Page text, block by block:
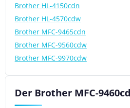
Brother HL-4150cdn
Brother HL-4570cdw
Brother MFC-9465cdn
Brother MFC-9560cdw
Brother MFC-9970cdw
Der Brother MFC-